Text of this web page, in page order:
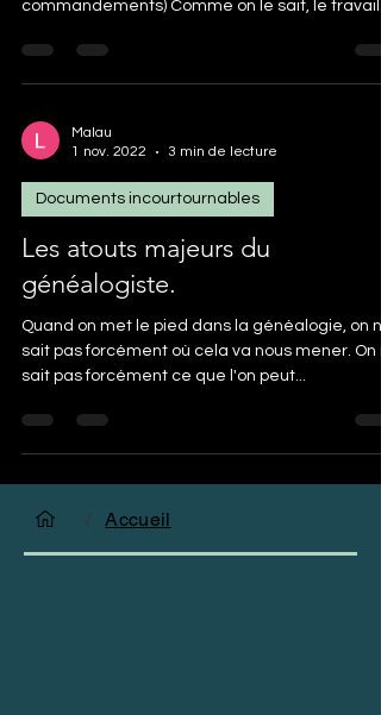
généalogiste: I. Patient, tu seras. (les dix
commandements) Comme on le sait, le travail
Malau
Documents incourtournables
Les atouts majeurs du
généalogiste.
sait pas forcément où cela va nous mener. On
sait pas forcément ce que l'on peut...